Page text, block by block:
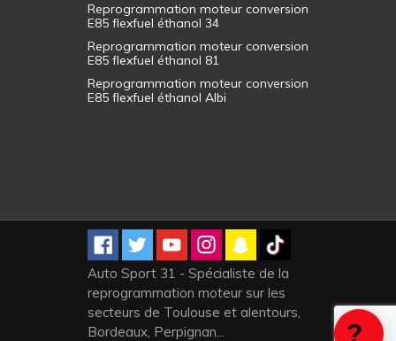
Reprogrammation moteur conversion
E85 flexfuel éthanol 34
Reprogrammation moteur conversion
E85 flexfuel éthanol 81
Reprogrammation moteur conversion
E85 flexfuel éthanol Albi
Auto Sport 31 - Spécialiste de la
reprogrammation moteur sur les
secteurs de Toulouse et alentours,
Bordeaux, Perpignan...